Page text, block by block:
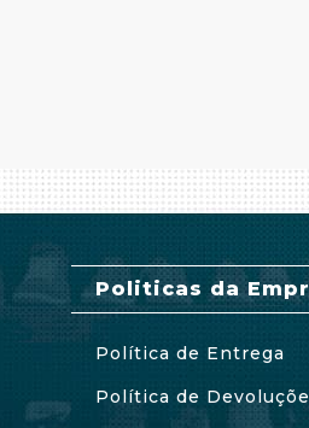
Politicas da
Política de Entrega
Política de